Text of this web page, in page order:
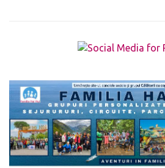
The form you have selected does